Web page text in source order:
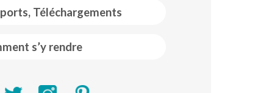
Téléchargements
s’y rendre